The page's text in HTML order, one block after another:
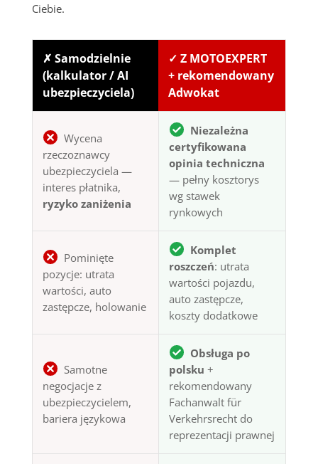
Ciebie.
✗ Samodzielnie
(kalkulator / AI
ubezpieczyciela)
✓ Z MOTOEXPERT
+ rekomendowany
Adwokat
Wycena
rzeczoznawcy
ubezpieczyciela —
interes płatnika,
ryzyko zaniżenia
Niezależna
certyfikowana
opinia techniczna
— pełny kosztorys
wg stawek
rynkowych
Pominięte
pozycje: utrata
wartości, auto
zastępcze, holowanie
Komplet
roszczeń: utrata
wartości pojazdu,
auto zastępcze,
koszty dodatkowe
Samotne
negocjacje z
ubezpieczycielem,
bariera językowa
Obsługa po
polsku +
rekomendowany
Fachanwalt für
Verkehrsrecht do
reprezentacji prawnej